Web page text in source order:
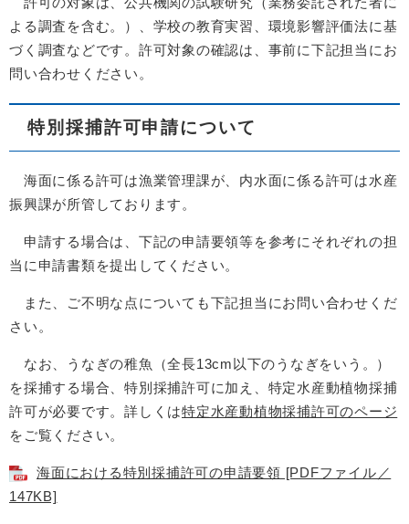
よる調査を含む。）、学校の教育実習、環境影響評価法に基
づく調査などです。許可対象の確認は、事前に下記担当にお
問い合わせください。
特別採捕許可申請について
海面に係る許可は漁業管理課が、内水面に係る許可は水産
振興課が所管しております。
申請する場合は、下記の申請要領等を参考にそれぞれの担
当に申請書類を提出してください。
また、ご不明な点についても下記担当にお問い合わせくだ
さい。
なお、うなぎの稚魚（全長13cm以下のうなぎをいう。）
を採捕する場合、特別採捕許可に加え、特定水産動植物採捕
許可が必要です。詳しくは特定水産動植物採捕許可のページ
をご覧ください。
海面における特別採捕許可の申請要領 [PDFファイル／
147KB]